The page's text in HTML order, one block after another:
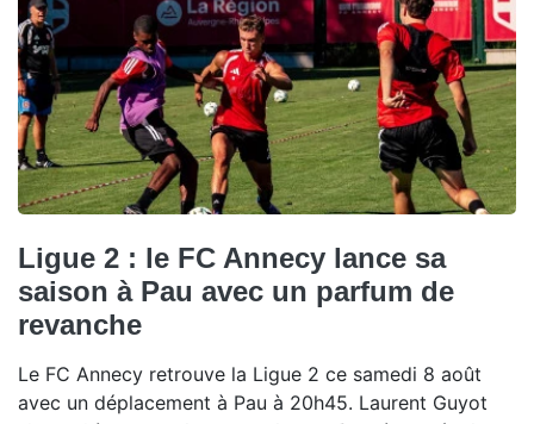
Ligue 2 : le FC Annecy lance sa
saison à Pau avec un parfum de
revanche
Le FC Annecy retrouve la Ligue 2 ce samedi 8 août
avec un déplacement à Pau à 20h45. Laurent Guyot